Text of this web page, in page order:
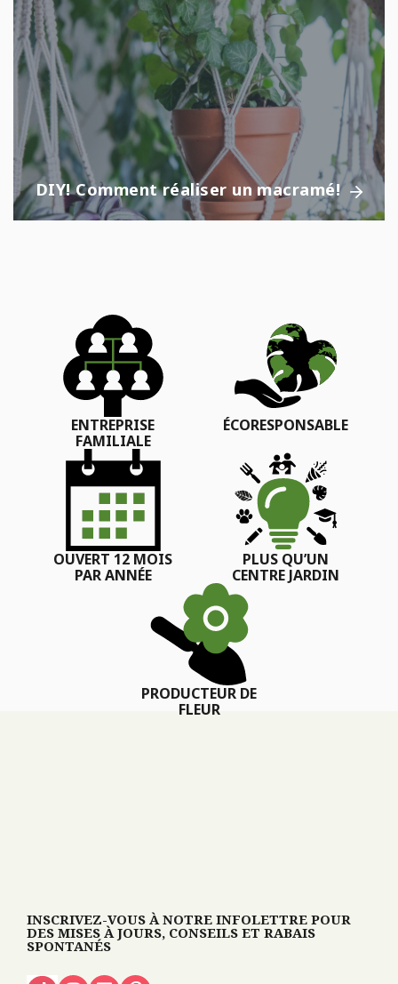
DIY! Comment réaliser un macramé!
ENTREPRISE
FAMILIALE
ÉCORESPONSABLE
OUVERT 12 MOIS
PAR ANNÉE
PLUS QU’UN
CENTRE JARDIN
PRODUCTEUR DE
FLEUR
INSCRIVEZ-VOUS À NOTRE INFOLETTRE POUR
DES MISES À JOURS, CONSEILS ET RABAIS
SPONTANÉS